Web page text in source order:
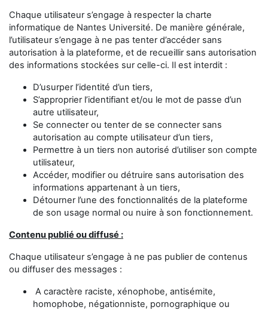
Chaque utilisateur s’engage à respecter la charte
informatique de Nantes Université. De manière générale,
l’utilisateur s’engage à ne pas tenter d’accéder sans
autorisation à la plateforme, et de recueillir sans autorisation
des informations stockées sur celle-ci. Il est interdit :
D’usurper l’identité d’un tiers,
S’approprier l’identifiant et/ou le mot de passe d’un
autre utilisateur,
Se connecter ou tenter de se connecter sans
autorisation au compte utilisateur d’un tiers,
Permettre à un tiers non autorisé d’utiliser son compte
utilisateur,
Accéder, modifier ou détruire sans autorisation des
informations appartenant à un tiers,
Détourner l’une des fonctionnalités de la plateforme
de son usage normal ou nuire à son fonctionnement.
Contenu publié ou diffusé :
Chaque utilisateur s’engage à ne pas publier de contenus
ou diffuser des messages :
A caractère raciste, xénophobe, antisémite,
homophobe, négationniste, pornographique ou